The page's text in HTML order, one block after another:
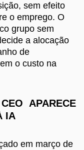
sem efeito
o emprego. O
grupo sem
a alocação
de
o custo na
APARECE
IA
em março de